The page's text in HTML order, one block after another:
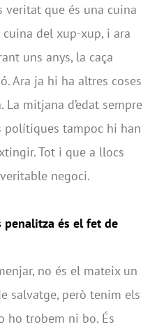
veritat que és una cuina
del xup-xup, i ara
uns anys, la caça
Ara ja hi ha altres coses
mitjana d’edat sempre
polítiques tampoc hi han
Tot i que a llocs
negoci.
penalitza és el fet de
no és el mateix un
salvatge, però tenim els
ho trobem ni bo. És